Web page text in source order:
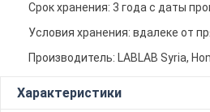
Срок хранения: 3 года с даты
Условия хранения: вдалеке от
Производитель: LABLAB Syria,
Характеристики